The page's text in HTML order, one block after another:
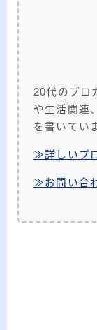
20代のブロ
や生活関連
を書いてい
≫詳しいプ
≫お問い合